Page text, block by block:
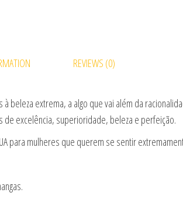
REVIEWS (0)
beleza extrema, a algo que vai além da
excelência, superioridade, beleza e perfeição.
para mulheres que querem se sentir